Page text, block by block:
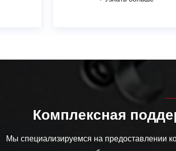
Комплексная
Мы специализируемся на предоставлении